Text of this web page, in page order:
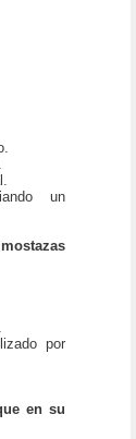
un
por
en su